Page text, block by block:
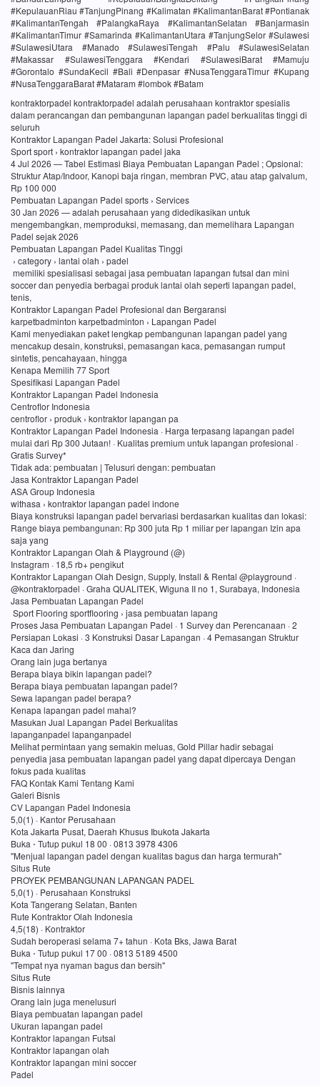
#KepulauanRiau #TanjungPinang #Kalimatan #KalimantanBarat #Pontianak
#KalimantanTengah #PalangkaRaya #KalimantanSelatan #Banjarmasin
#KalimantanTimur #Samarinda #KalimantanUtara #TanjungSelor #Sulawesi
#SulawesiUtara #Manado #SulawesiTengah #Palu #SulawesiSelatan
#Makassar #SulawesiTenggara #Kendari #SulawesiBarat #Mamuju
#Gorontalo #SundaKecil #Bali #Denpasar #NusaTenggaraTimur #Kupang
#NusaTenggaraBarat #Mataram #lombok #Batam
kontraktorpadel kontraktorpadel adalah perusahaan kontraktor spesialis
dalam perancangan dan pembangunan lapangan padel berkualitas tinggi di
seluruh
Kontraktor Lapangan Padel Jakarta: Solusi Profesional
Sport sport › kontraktor lapangan padel jaka
4 Jul 2026 — Tabel Estimasi Biaya Pembuatan Lapangan Padel ; Opsional:
Struktur Atap/Indoor, Kanopi baja ringan, membran PVC, atau atap galvalum,
Rp 100 000
Pembuatan Lapangan Padel sports › Services
30 Jan 2026 — adalah perusahaan yang didedikasikan untuk
mengembangkan, memproduksi, memasang, dan memelihara Lapangan
Padel sejak 2026
Pembuatan Lapangan Padel Kualitas Tinggi
› category › lantai olah › padel
memiliki spesialisasi sebagai jasa pembuatan lapangan futsal dan mini
soccer dan penyedia berbagai produk lantai olah seperti lapangan padel,
tenis,
Kontraktor Lapangan Padel Profesional dan Bergaransi
karpetbadminton karpetbadminton › Lapangan Padel
Kami menyediakan paket lengkap pembangunan lapangan padel yang
mencakup desain, konstruksi, pemasangan kaca, pemasangan rumput
sintetis, pencahayaan, hingga
Kenapa Memilih 77 Sport
Spesifikasi Lapangan Padel
Kontraktor Lapangan Padel Indonesia
Centroflor Indonesia
centroflor › produk › kontraktor lapangan pa
Kontraktor Lapangan Padel Indonesia · Harga terpasang lapangan padel
mulai dari Rp 300 Jutaan! · Kualitas premium untuk lapangan profesional ·
Gratis Survey*
Tidak ada: pembuatan ‎| Telusuri dengan: pembuatan
Jasa Kontraktor Lapangan Padel
ASA Group Indonesia
withasa › kontraktor lapangan padel indone
Biaya konstruksi lapangan padel bervariasi berdasarkan kualitas dan lokasi:
Range biaya pembangunan: Rp 300 juta Rp 1 miliar per lapangan Izin apa
saja yang
Kontraktor Lapangan Olah & Playground (@)
Instagram · 18,5 rb+ pengikut
Kontraktor Lapangan Olah Design, Supply, Install & Rental @playground ·
@kontraktorpadel · Graha QUALITEK, Wiguna II no 1, Surabaya, Indonesia
Jasa Pembuatan Lapangan Padel
Sport Flooring sportflooring › jasa pembuatan lapang
Proses Jasa Pembuatan Lapangan Padel · 1 Survey dan Perencanaan · 2
Persiapan Lokasi · 3 Konstruksi Dasar Lapangan · 4 Pemasangan Struktur
Kaca dan Jaring
Orang lain juga bertanya
Berapa biaya bikin lapangan padel?
Berapa biaya pembuatan lapangan padel?
Sewa lapangan padel berapa?
Kenapa lapangan padel mahal?
Masukan Jual Lapangan Padel Berkualitas
lapanganpadel lapanganpadel
Melihat permintaan yang semakin meluas, Gold Pillar hadir sebagai
penyedia jasa pembuatan lapangan padel yang dapat dipercaya Dengan
fokus pada kualitas
FAQ Kontak Kami Tentang Kami
Galeri Bisnis
CV Lapangan Padel Indonesia
5,0(1) · Kantor Perusahaan
Kota Jakarta Pusat, Daerah Khusus Ibukota Jakarta
Buka ⋅ Tutup pukul 18 00 · 0813 3978 4306
"Menjual lapangan padel dengan kualitas bagus dan harga termurah"
Situs Rute
PROYEK PEMBANGUNAN LAPANGAN PADEL
5,0(1) · Perusahaan Konstruksi
Kota Tangerang Selatan, Banten
Rute Kontraktor Olah Indonesia
4,5(18) · Kontraktor
Sudah beroperasi selama 7+ tahun · Kota Bks, Jawa Barat
Buka ⋅ Tutup pukul 17 00 · 0813 5189 4500
"Tempat nya nyaman bagus dan bersih"
Situs Rute
Bisnis lainnya
Orang lain juga menelusuri
Biaya pembuatan lapangan padel
Ukuran lapangan padel
Kontraktor lapangan Futsal
Kontraktor lapangan olah
Kontraktor lapangan mini soccer
Padel